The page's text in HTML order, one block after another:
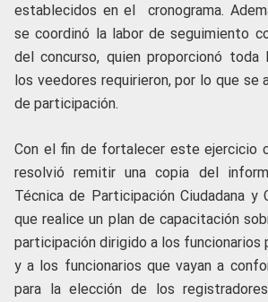
establecidos en el cronograma.
se coordinó la labor de seguimiento
del concurso, quien proporcionó toda
los veedores requirieron, por lo que se
de participación.
Con el fin de fortalecer este ejercicio
resolvió remitir una copia del
Técnica de Participación Ciudadana y
que realice un plan de capacitación
participación dirigido a los funcionarios
y a los funcionarios que vayan a
para la elección de los